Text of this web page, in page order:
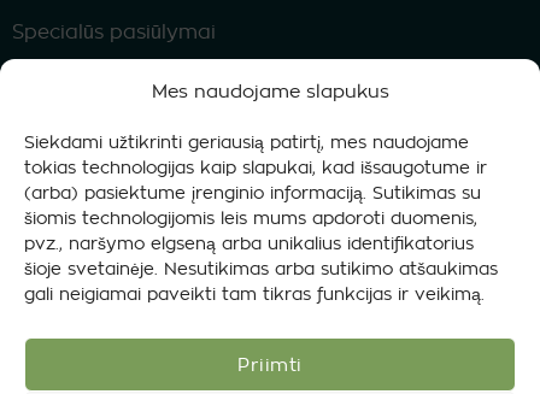
Mes naudojame slapukus
Siekdami užtikrinti geriausią patirtį, mes naudojame
tokias technologijas kaip slapukai, kad išsaugotume ir
(arba) pasiektume įrenginio informaciją. Sutikimas su
šiomis technologijomis leis mums apdoroti duomenis,
pvz., naršymo elgseną arba unikalius identifikatorius
šioje svetainėje. Nesutikimas arba sutikimo atšaukimas
gali neigiamai paveikti tam tikras funkcijas ir veikimą.
Priimti
Specialūs pasiūlymai
Privatumo politika Slapukų politika Taisyklės ir sąlygos
© 2015-2026 GoGoNano® Pirmaujanti ekologiška
nanotechnologija
Telefonas: +372 5647 0784 (I-VII 8:00-19:00)
El. paštas: info@gogonano.com